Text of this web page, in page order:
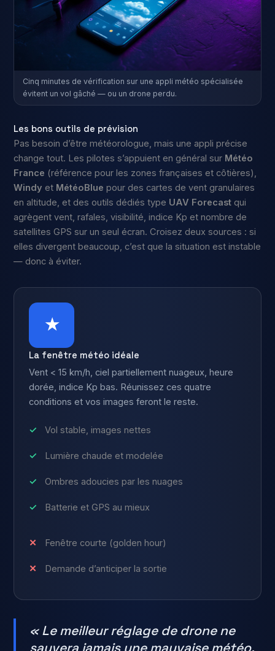
Cinq minutes de vérification sur une appli météo spécialisée
évitent un vol gâché — ou un drone perdu.
Les bons outils de prévision
Pas besoin d’être météorologue, mais une appli précise
change tout. Les pilotes s’appuient en général sur Météo
France (référence pour les zones françaises et côtières),
Windy et MétéoBlue pour des cartes de vent granulaires
en altitude, et des outils dédiés type UAV Forecast qui
agrègent vent, rafales, visibilité, indice Kp et nombre de
satellites GPS sur un seul écran. Croisez deux sources : si
elles divergent beaucoup, c’est que la situation est instable
— donc à éviter.
★
La fenêtre météo idéale
Vent < 15 km/h, ciel partiellement nuageux, heure
dorée, indice Kp bas. Réunissez ces quatre
conditions et vos images feront le reste.
Vol stable, images nettes
Lumière chaude et modelée
Ombres adoucies par les nuages
Batterie et GPS au mieux
Fenêtre courte (golden hour)
Demande d’anticiper la sortie
« Le meilleur réglage de drone ne
sauvera jamais une mauvaise météo.